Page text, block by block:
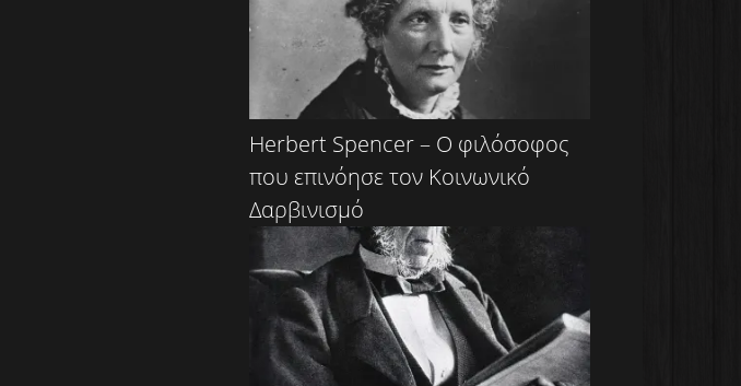
Herbert Spencer – Ο φιλόσοφος
που επινόησε τον Κοινωνικό
Δαρβινισμό